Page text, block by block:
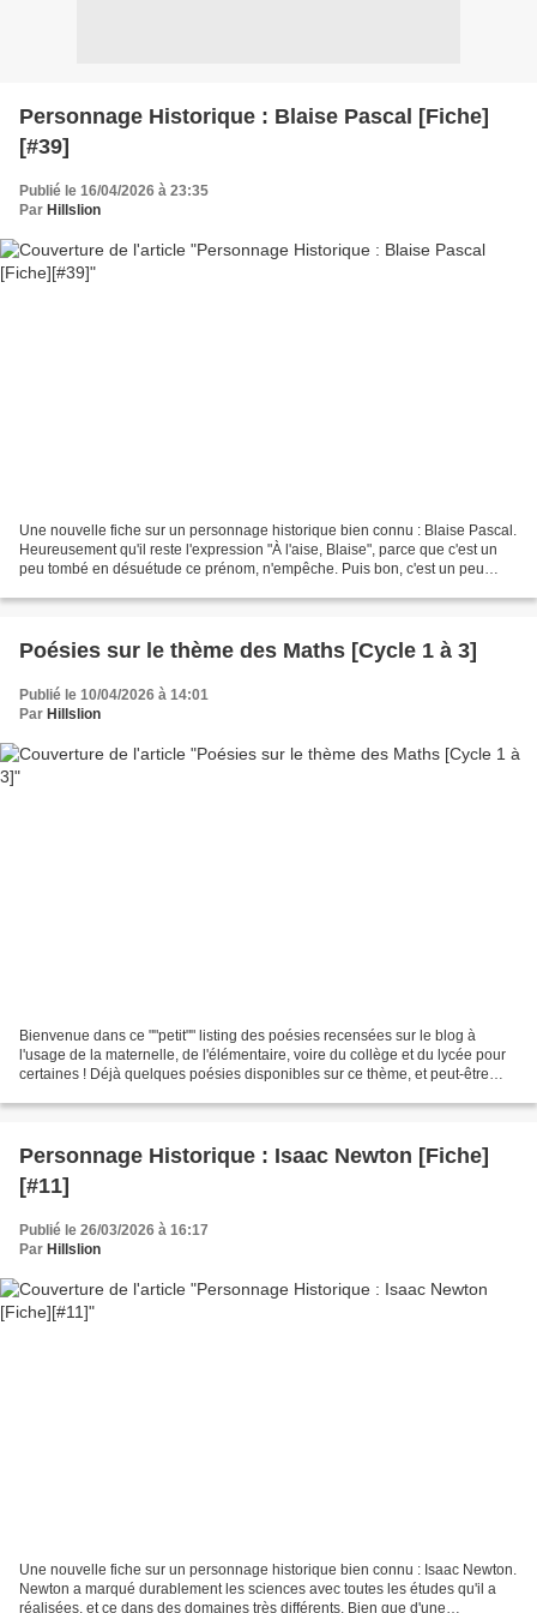
Personnage Historique : Blaise Pascal [Fiche]
[#39]
Publié le 16/04/2026 à 23:35
Par Hillslion
Une nouvelle fiche sur un personnage historique bien connu : Blaise Pascal.
Heureusement qu'il reste l'expression "À l'aise, Blaise", parce que c'est un
peu tombé en désuétude ce prénom, n'empêche. Puis bon, c'est un peu
Poésies sur le thème des Maths [Cycle 1 à 3]
Publié le 10/04/2026 à 14:01
Par Hillslion
Bienvenue dans ce ""petit"" listing des poésies recensées sur le blog à
l'usage de la maternelle, de l'élémentaire, voire du collège et du lycée pour
certaines ! Déjà quelques poésies disponibles sur ce thème, et peut-être
Personnage Historique : Isaac Newton [Fiche]
[#11]
Publié le 26/03/2026 à 16:17
Par Hillslion
Une nouvelle fiche sur un personnage historique bien connu : Isaac Newton.
Newton a marqué durablement les sciences avec toutes les études qu'il a
réalisées, et ce dans des domaines très différents. Bien que d'une